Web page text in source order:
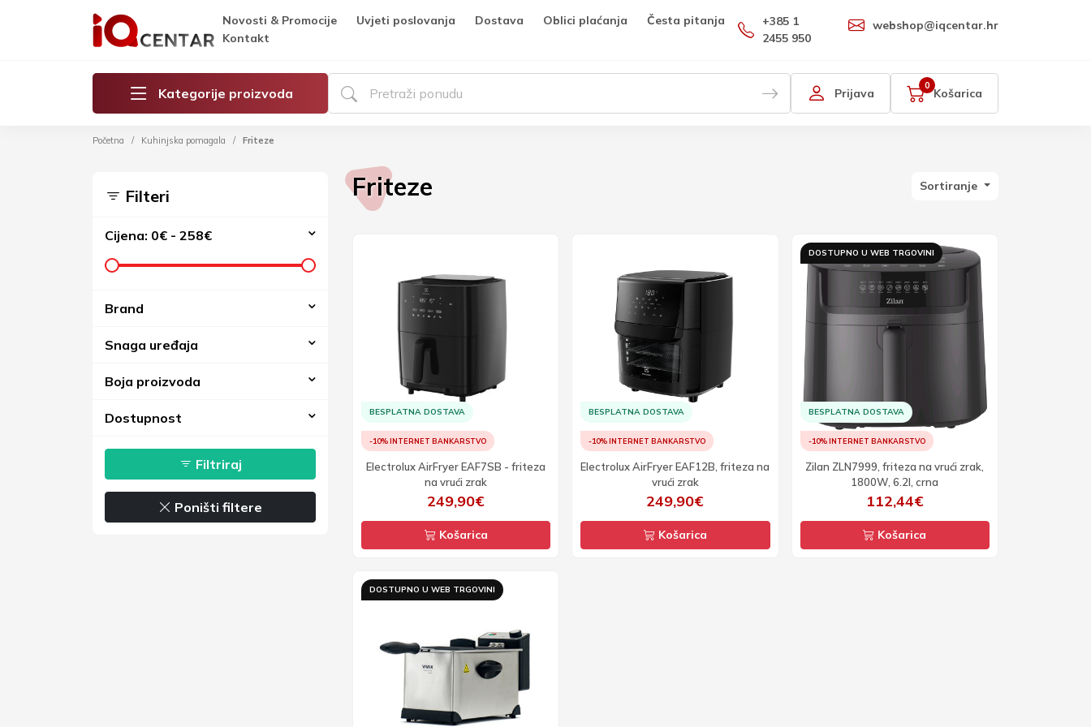
Novosti & Promocije Uvjeti poslovanja Dostava Oblici plaćanja
Česta pitanja
Kontakt
+385 1
2455 950
webshop@iqcentar.hr
Kategorije proizvoda Prijava Košarica
0
Početna Kuhinjska pomagala Friteze
Filteri
Cijena: 0€ - 258€
Brand
Snaga uređaja
Boja proizvoda
Dostupnost
Filtriraj
Poništi filtere
Friteze Sortiranje
BESPLATNA DOSTAVA
-10% INTERNET BANKARSTVO
Electrolux AirFryer EAF7SB - friteza
na vrući zrak
249,90€
Košarica
BESPLATNA DOSTAVA
-10% INTERNET BANKARSTVO
Electrolux AirFryer EAF12B, friteza na
vrući zrak
249,90€
Košarica
DOSTUPNO U WEB TRGOVINI
BESPLATNA DOSTAVA
-10% INTERNET BANKARSTVO
Zilan ZLN7999, friteza na vrući zrak,
1800W, 6.2l, crna
112,44€
Košarica
DOSTUPNO U WEB TRGOVINI